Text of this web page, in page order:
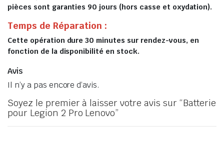
pièces sont garanties 90 jours (hors casse et oxydation).
Temps de Réparation :
Cette opération dure 30 minutes sur rendez-vous, en
fonction de la disponibilité en stock.
Avis
Il n’y a pas encore d’avis.
Soyez le premier à laisser votre avis sur “Batterie
pour Legion 2 Pro Lenovo”